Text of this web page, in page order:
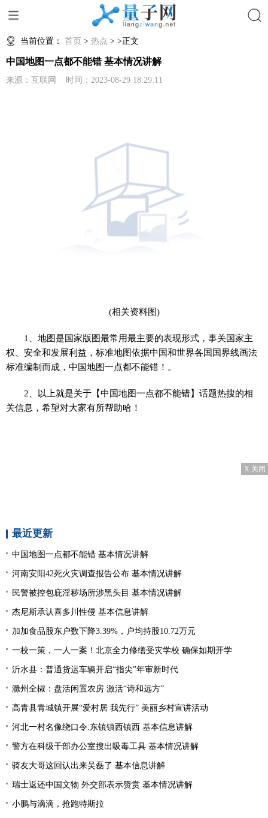
当前位置： 首页 > 热点 > >正文
中国地图一点都不能错 基本情况讲解
来源：互联网 时间：2023-08-29 18:29:11
(相关资料图)
1、地图是国家版图最常用最主要的表现形式，事关国家主
权、安全和发展利益，标准地图依据中国和世界各国国界线画法
标准编制而成，中国地图一点都不能错！。
2、以上就是关于【中国地图一点都不能错】话题热搜的相
关信息，希望对大家有所帮助哈！
X 关闭
最近更新
中国地图一点都不能错 基本情况讲解
河南安阳42死火灾调查报告公布 基本情况讲解
民警被控包庇淫秽场所涉黑头目 基本情况讲解
杰尼斯承认喜多川性侵 基本信息讲解
加加食品股东户数下降3.39%，户均持股10.72万元
一校一策，一人一案！北京全力修缮受灾学校 确保如期开学
沂水县：普通货运车辆开启“指尖”年审新时代
滁州全椒：盘活闲置农房 激活“诗和远方”
高青县青城镇开展“爱村居 我先行” 美丽乡村宣讲活动
河北一村名像绕口令:东镇镇西镇西 基本信息讲解
警方在科级干部办公室搜出吸毒工具 基本情况讲解
骑友大哥这回认出来吴磊了 基本信息讲解
瑞士返还中国文物 外交部表示赞赏 基本情况讲解
小鹏与滴滴，抢跑特斯拉